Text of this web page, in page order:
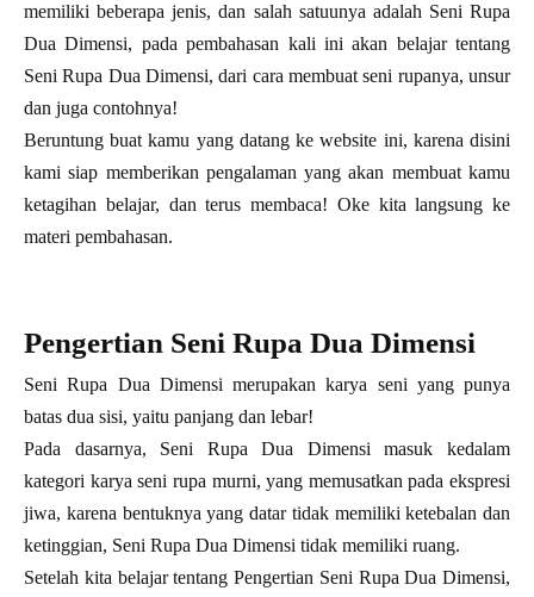
memiliki beberapa jenis, dan salah satuunya adalah Seni Rupa
Dua Dimensi, pada pembahasan kali ini akan belajar tentang
Seni Rupa Dua Dimensi, dari cara membuat seni rupanya, unsur
dan juga contohnya!
Beruntung buat kamu yang datang ke website ini, karena disini
kami siap memberikan pengalaman yang akan membuat kamu
ketagihan belajar, dan terus membaca! Oke kita langsung ke
materi pembahasan.
Pengertian Seni Rupa Dua Dimensi
Seni Rupa Dua Dimensi merupakan karya seni yang punya
batas dua sisi, yaitu panjang dan lebar!
Pada dasarnya, Seni Rupa Dua Dimensi masuk kedalam
kategori karya seni rupa murni, yang memusatkan pada ekspresi
jiwa, karena bentuknya yang datar tidak memiliki ketebalan dan
ketinggian, Seni Rupa Dua Dimensi tidak memiliki ruang.
Setelah kita belajar tentang Pengertian Seni Rupa Dua Dimensi,